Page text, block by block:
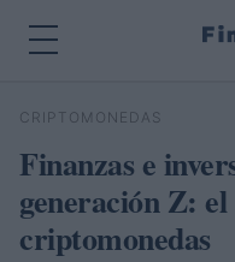
Buscar
CRIPTOMONEDAS
Finanzas e
generación Z:
criptomonedas